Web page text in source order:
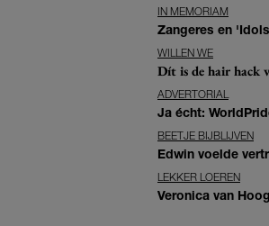
IN MEMORIAM
Zangeres en
WILLEN WE
Dít is de hair hack
ADVERTORIAL
Ja écht:
BEETJE BIJBLIJVEN
Edwin voelde
LEKKER LOEREN
Veronica van